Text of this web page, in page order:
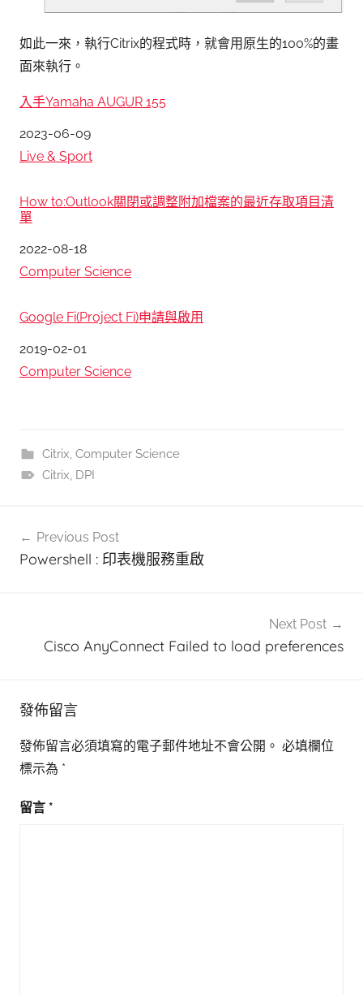
如此一來，執行Citrix的程式時，就會用原生的100%的畫
面來執行。
入手Yamaha AUGUR 155
日期
2023-06-09
關於
Live & Sport
How to:Outlook關閉或調整附加檔案的最近存取項目清
單
日期
2022-08-18
關於
Computer Science
Google Fi(Project Fi)申請與啟用
日期
2019-02-01
關於
Computer Science
Citrix, Computer Science
Citrix, DPI
Previous Post
Powershell : 印表機服務重啟
Next Post
Cisco AnyConnect Failed to load preferences
發佈留言
發佈留言必須填寫的電子郵件地址不會公開。 必填欄位
標示為 *
留言 *